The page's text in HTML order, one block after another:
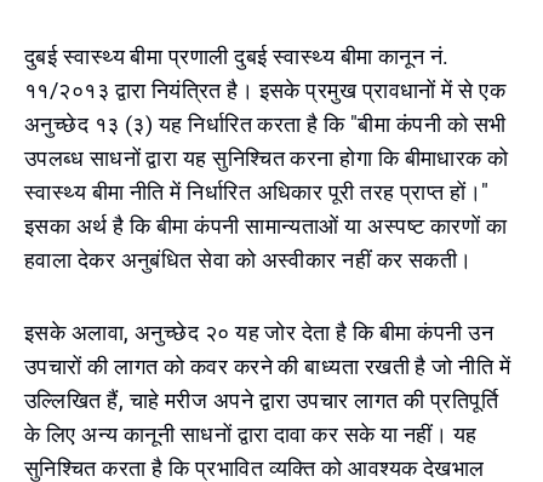
दुबई स्वास्थ्य बीमा प्रणाली दुबई स्वास्थ्य बीमा कानून नं.
११/२०१३ द्वारा नियंत्रित है। इसके प्रमुख प्रावधानों में से एक
अनुच्छेद १३ (३) यह निर्धारित करता है कि "बीमा कंपनी को सभी
उपलब्ध साधनों द्वारा यह सुनिश्चित करना होगा कि बीमाधारक को
स्वास्थ्य बीमा नीति में निर्धारित अधिकार पूरी तरह प्राप्त हों।"
इसका अर्थ है कि बीमा कंपनी सामान्यताओं या अस्पष्ट कारणों का
हवाला देकर अनुबंधित सेवा को अस्वीकार नहीं कर सकती।
इसके अलावा, अनुच्छेद २० यह जोर देता है कि बीमा कंपनी उन
उपचारों की लागत को कवर करने की बाध्यता रखती है जो नीति में
उल्लिखित हैं, चाहे मरीज अपने द्वारा उपचार लागत की प्रतिपूर्ति
के लिए अन्य कानूनी साधनों द्वारा दावा कर सके या नहीं। यह
सुनिश्चित करता है कि प्रभावित व्यक्ति को आवश्यक देखभाल